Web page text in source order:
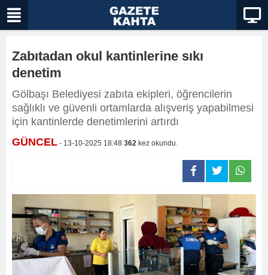
Zabıtadan okul kantinlerine sıkı
denetim
Gölbaşı Belediyesi zabıta ekipleri, öğrencilerin
sağlıklı ve güvenli ortamlarda alışveriş yapabilmesi
için kantinlerde denetimlerini artırdı
GÜNCEL - 13-10-2025 18:48 362 kez okundu.